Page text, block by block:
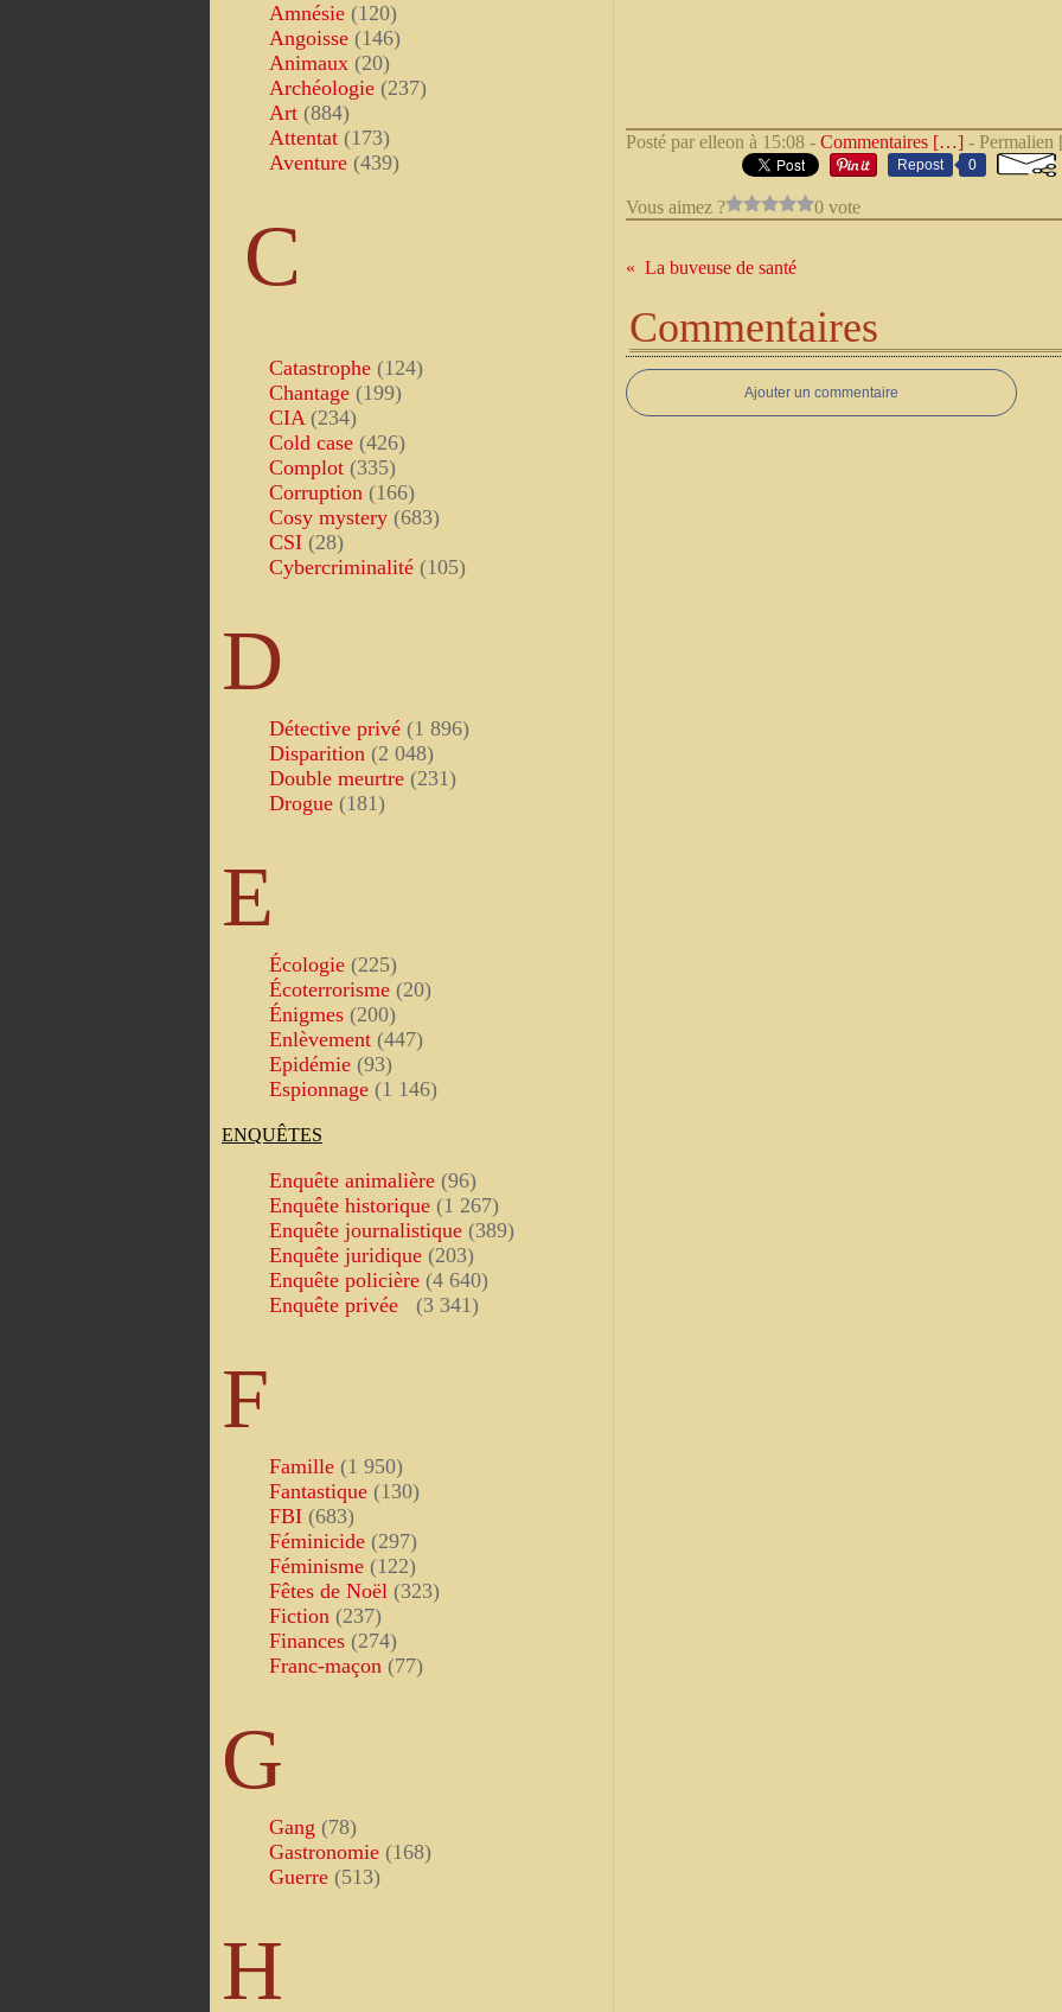
Amnésie (120)
Angoisse (146)
Animaux (20)
Archéologie (237)
Art (884)
Attentat (173)
Aventure (439)
C
Catastrophe (124)
Chantage (199)
CIA (234)
Cold case (426)
Complot (335)
Corruption (166)
Cosy mystery (683)
CSI (28)
Cybercriminalité (105)
D
Détective privé (1 896)
Disparition (2 048)
Double meurtre (231)
Drogue (181)
E
Écologie (225)
Écoterrorisme (20)
Énigmes (200)
Enlèvement (447)
Epidémie (93)
Espionnage (1 146)
ENQUÊTES
Enquête animalière (96)
Enquête historique (1 267)
Enquête journalistique (389)
Enquête juridique (203)
Enquête policière (4 640)
Enquête privée
(3 341)
F
Famille (1 950)
Fantastique (130)
FBI (683)
Féminicide (297)
Féminisme (122)
Fêtes de Noël (323)
Fiction (237)
Finances (274)
Franc-maçon (77)
G
Gang (78)
Gastronomie (168)
Guerre (513)
H
Posté par elleon à 15:08 - Commentaires […] - Permalien
Repost 0
Vous aimez ? 0 vote
La buveuse de santé
Commentaires
Ajouter un commentaire